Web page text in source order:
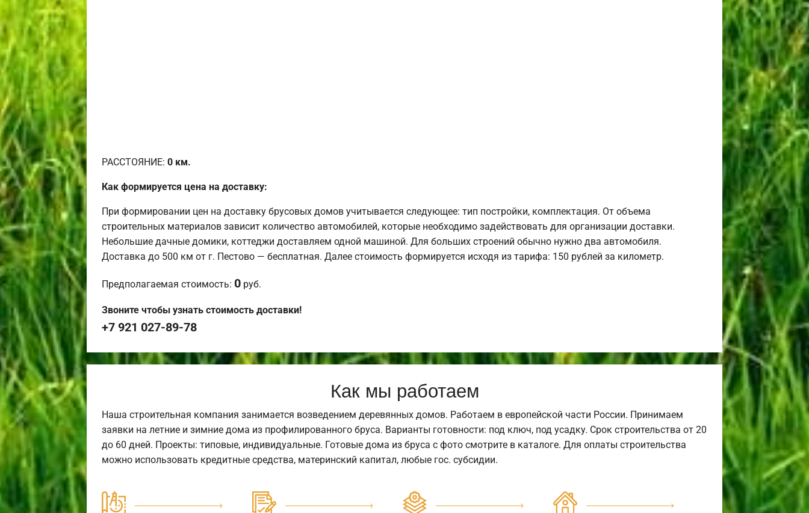
РАССТОЯНИЕ: 0 км.
Как формируется цена на доставку:
При формировании цен на доставку брусовых домов учитывается следующее: тип постройки, комплектация. От объема
строительных материалов зависит количество автомобилей, которые необходимо задействовать для организации доставки.
Небольшие дачные домики, коттеджи доставляем одной машиной. Для больших строений обычно нужно два автомобиля.
Доставка до 500 км от г. Пестово — бесплатная. Далее стоимость формируется исходя из тарифа: 150 рублей за километр.
Предполагаемая стоимость: 0 руб.
Звоните чтобы узнать стоимость доставки!
+7 921 027-89-78
Как мы работаем
Наша строительная компания занимается возведением деревянных домов. Работаем в европейской части России. Принимаем
заявки на летние и зимние дома из профилированного бруса. Варианты готовности: под ключ, под усадку. Срок строительства от 20
до 60 дней. Проекты: типовые, индивидуальные. Готовые дома из бруса с фото смотрите в каталоге. Для оплаты строительства
можно использовать кредитные средства, материнский капитал, любые гос. субсидии.